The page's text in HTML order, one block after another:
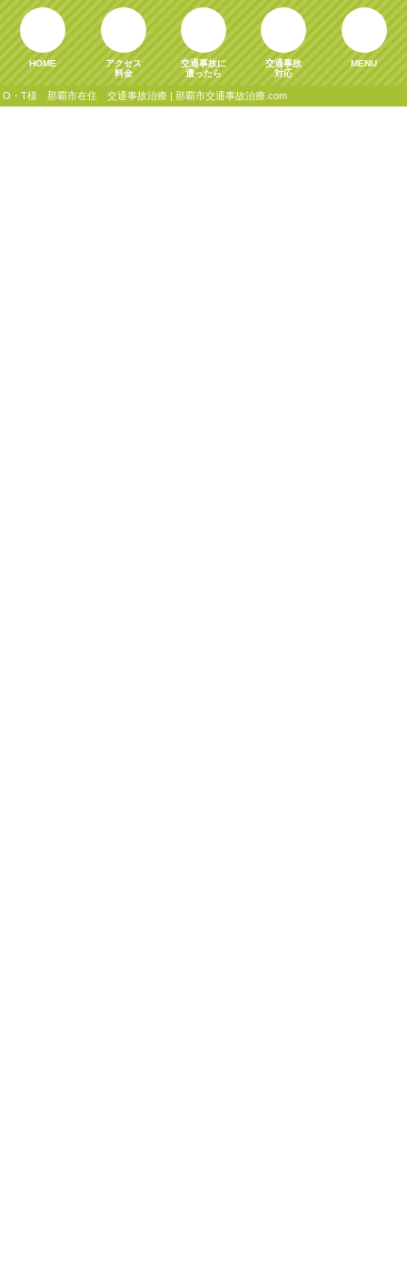
O・T様 那覇市在住 交通事故治療 | 那覇市交通事故治療.com
HOME
アクセス
料金
交通事故に
遭ったら
交通事故
対応
MENU